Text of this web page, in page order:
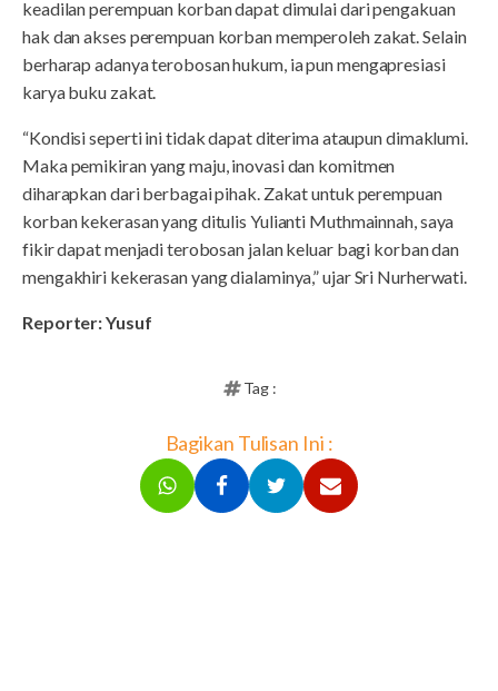
keadilan perempuan korban dapat dimulai dari pengakuan
hak dan akses perempuan korban memperoleh zakat. Selain
berharap adanya terobosan hukum, ia pun mengapresiasi
karya buku zakat.
“Kondisi seperti ini tidak dapat diterima ataupun dimaklumi.
Maka pemikiran yang maju, inovasi dan komitmen
diharapkan dari berbagai pihak. Zakat untuk perempuan
korban kekerasan yang ditulis Yulianti Muthmainnah, saya
fikir dapat menjadi terobosan jalan keluar bagi korban dan
mengakhiri kekerasan yang dialaminya,” ujar Sri Nurherwati.
Reporter: Yusuf
Tag :
Bagikan Tulisan Ini :